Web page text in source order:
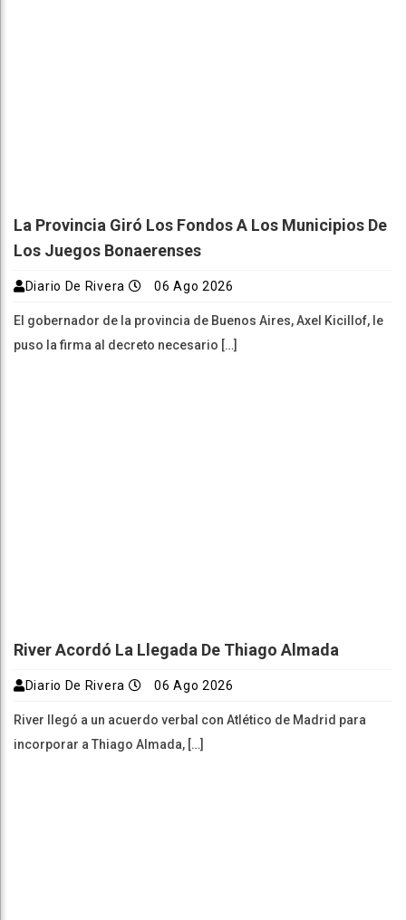
La Provincia Giró Los Fondos A Los Municipios De
Los Juegos Bonaerenses
Diario De Rivera 06 Ago 2026
El gobernador de la provincia de Buenos Aires, Axel Kicillof, le
puso la firma al decreto necesario […]
River Acordó La Llegada De Thiago Almada
Diario De Rivera 06 Ago 2026
River llegó a un acuerdo verbal con Atlético de Madrid para
incorporar a Thiago Almada, […]